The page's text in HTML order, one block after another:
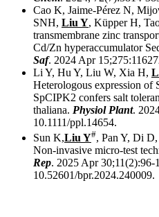
Cao K, Jaime-Pérez N,
SNH, Liu Y, Küpper H,
transmembrane zinc
Cd/Zn hyperaccumulator
Saf. 2024 Apr
Li Y, Hu Y, Liu W, Xia H,
Heterologous expression of
SpCIPK2 confers salt
thaliana. Physiol Plant.
10.1111/ppl.14654.
Sun K,Liu Y#, Pan Y, Di
Non-invasive micro-test
Rep. 2025 Apr 30;11(2):96-
10.52601/bpr.2024.240009.